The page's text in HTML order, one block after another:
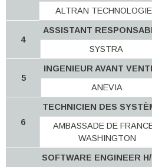
ALTRAN
4
ASSISTANT
SYSTRA
5
INGENIEUR AVANT
ANEVIA
6
TECHNICIEN DES
AMBASSADE DE
WASHINGTON
SOFTWARE ENGINEER